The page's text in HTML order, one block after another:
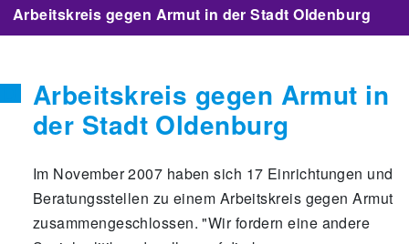
Arbeitskreis gegen Armut in der Stadt Oldenburg
Arbeitskreis gegen Armut in
der Stadt Oldenburg
Im November 2007 haben sich 17 Einrichtungen und
Beratungsstellen zu einem Arbeitskreis gegen Armut
zusammengeschlossen. "Wir fordern eine andere